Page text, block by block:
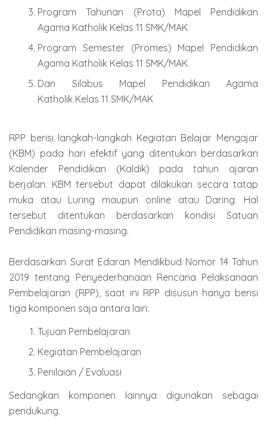
Program Tahunan (Prota) Mapel Pendidikan
Agama Katholik Kelas 11 SMK/MAK
Program Semester (Promes) Mapel Pendidikan
Agama Katholik Kelas 11 SMK/MAK
Dan Silabus Mapel Pendidikan Agama
Katholik Kelas 11 SMK/MAK
RPP berisi langkah-langkah Kegiatan Belajar Mengajar
(KBM) pada hari efektif yang ditentukan berdasarkan
Kalender Pendidikan (Kaldik) pada tahun ajaran
berjalan. KBM tersebut dapat dilakukan secara tatap
muka atau Luring maupun online atau Daring. Hal
tersebut ditentukan berdasarkan kondisi Satuan
Pendidikan masing-masing.
Berdasarkan Surat Edaran Mendikbud Nomor 14 Tahun
2019 tentang Penyederhanaan Rencana Pelaksanaan
Pembelajaran (RPP), saat ini RPP disusun hanya berisi
tiga komponen saja antara lain:
Tujuan Pembelajaran
Kegiatan Pembelajaran
Penilaian / Evaluasi
Sedangkan komponen lainnya digunakan sebagai
pendukung.